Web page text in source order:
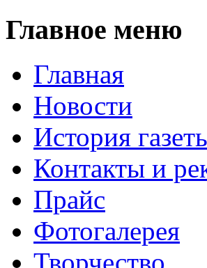
Главное меню
Главная
Новости
История
Контакты и
Прайс
Фотогалерея